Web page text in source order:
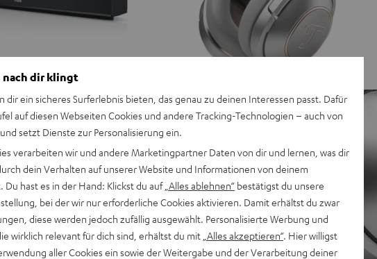
nach dir klingt
dir ein sicheres Surferlebnis bieten, das genau zu deinen Interessen passt. Dafür
auf diesen Webseiten Cookies und andere Tracking-Technologien – auch von
setzt Dienste zur Personalisierung ein.
verarbeiten wir und andere Marketingpartner Daten von dir und lernen, was dir
dein Verhalten auf unserer Website und Informationen von deinem
Du hast es in der Hand: Klickst du auf „Alles ablehnen“ bestätigst du unsere
bei der wir nur erforderliche Cookies aktivieren. Damit erhältst du zwar
diese werden jedoch zufällig ausgewählt. Personalisierte Werbung und
wirklich relevant für dich sind, erhältst du mit „Alles akzeptieren“. Hier willigst
aller Cookies ein sowie der Weitergabe und der Verarbeitung deiner